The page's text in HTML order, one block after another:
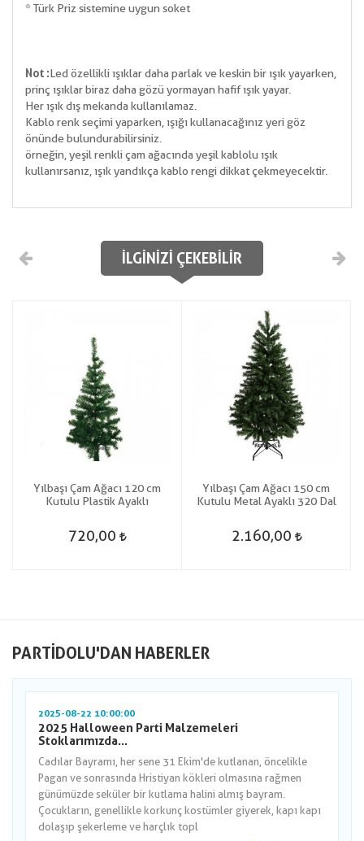
* Türk Priz sistemine uygun soket
Not :Led özellikli ışıklar daha parlak ve keskin bir ışık yayarken,
prinç ışıklar biraz daha gözü yormayan hafif ışık yayar.
Her ışık dış mekanda kullanılamaz.
Kablo renk seçimi yaparken, ışığı kullanacağınız yeri göz
önünde bulundurabilirsiniz.
örneğin, yeşil renkli çam ağacında yeşil kablolu ışık
kullanırsanız, ışık yandıkça kablo rengi dikkat çekmeyecektir.
İLGINIZI ÇEKEBILIR
Yılbaşı Çam Ağacı 120 cm
Kutulu Plastik Ayaklı
720,00
Yılbaşı Çam Ağacı 150 cm
Kutulu Metal Ayaklı 320 Dal
2.160,00
PARTIDOLU'DAN HABERLER
2025-08-22 10:00:00
2025 Halloween Parti Malzemeleri
Stoklarımızda...
Cadılar Bayramı, her sene 31 Ekim'de kutlanan, öncelikle
Pagan ve sonrasında Hristiyan kökleri olmasına rağmen
günümüzde seküler bir kutlama halini almış bayram.
Çocukların, genellikle korkunç kostümler giyerek, kapı kapı
dolaşıp şekerleme ve harçlık topl